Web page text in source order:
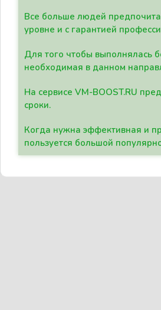
Все больше людей
уровне и с гарантией
Для того чтобы выполнялась
необходимая в данном
На сервисе VM-BOOST.RU
сроки.
Когда нужна эффективная и
пользуется большой